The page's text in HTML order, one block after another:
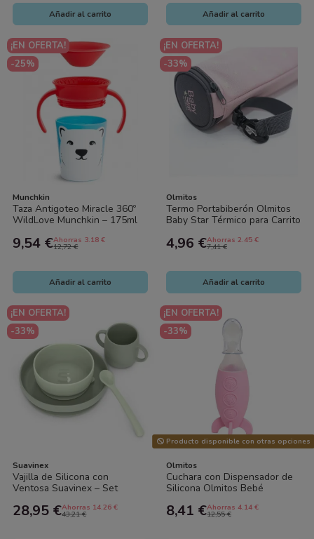
Añadir al carrito Añadir al carrito
¡EN OFERTA!
-25%
Munchkin
Taza Antigoteo Miracle 360º
WildLove Munchkin – 175ml
Aprendizaje...
9,54 €Ahorras 3.18 €
12,72 €
Añadir al carrito
¡EN OFERTA!
-33%
Olmitos
Termo Portabiberón Olmitos
Baby Star Térmico para Carrito
4,96 €Ahorras 2.45 €
7,41 €
Añadir al carrito
¡EN OFERTA!
-33%
Suavinex
Vajilla de Silicona con
Ventosa Suavinex – Set
Bebé
28,95 €Ahorras 14.26 €
43,21 €
¡EN OFERTA!
-33%
Producto disponible con otras opciones
Olmitos
Cuchara con Dispensador de
Silicona Olmitos Bebé
8,41 €Ahorras 4.14 €
12,55 €